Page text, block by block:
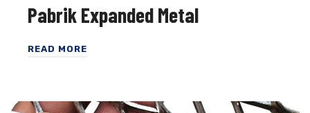
Pabrik Expanded Metal
READ MORE